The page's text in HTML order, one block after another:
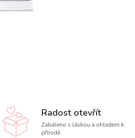
Radost otevřít
Zabaleno s láskou a ohledem k
přírodě